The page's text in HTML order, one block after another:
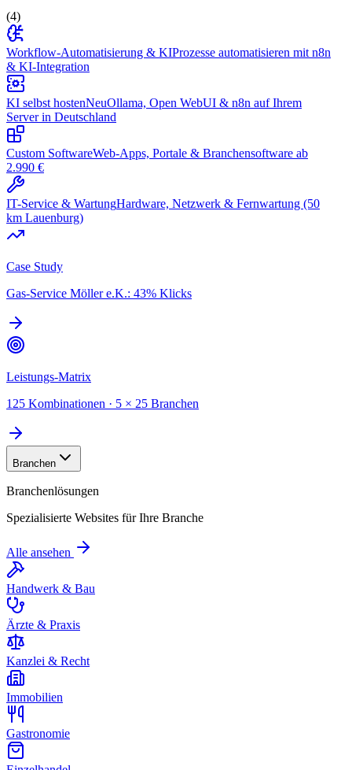
(4)
Workflow-Automatisierung & KIProzesse automatisieren mit n8n
& KI-Integration
KI selbst hostenNeuOllama, Open WebUI & n8n auf Ihrem
Server in Deutschland
Custom SoftwareWeb-Apps, Portale & Branchensoftware ab
2.990 €
IT-Service & WartungHardware, Netzwerk & Fernwartung (50
km Lauenburg)
Case Study
Gas-Service Möller e.K.: 43% Klicks
Leistungs-Matrix
125 Kombinationen · 5 × 25 Branchen
Branchen
Branchenlösungen
Spezialisierte Websites für Ihre Branche
Alle ansehen
Handwerk & Bau
Ärzte & Praxis
Kanzlei & Recht
Immobilien
Gastronomie